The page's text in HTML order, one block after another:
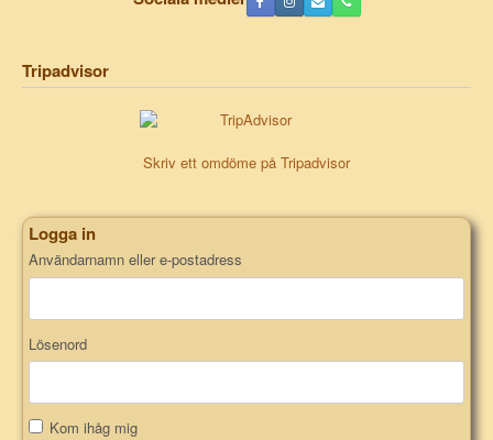
Tripadvisor
Skriv ett omdöme på Tripadvisor
Logga in
Användarnamn eller e-postadress
Lösenord
Kom ihåg mig